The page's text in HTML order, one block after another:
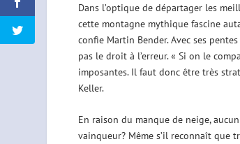
Dans l’optique de départager les
cette montagne mythique fascine
confie Martin Bender. Avec ses
pas le droit à l’erreur. « Si on le
imposantes. Il faut donc être très
Keller.
En raison du manque de neige,
vainqueur? Même s’il reconnaît que